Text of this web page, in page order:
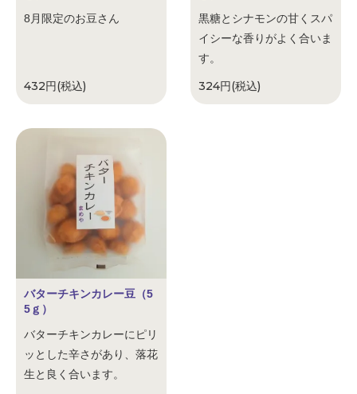
8月限定のお豆さん
432円(税込)
黒糖とシナモンの甘くスパ
イシーな香りがよく合いま
す。
324円(税込)
バターチキンカレー豆（5
5ｇ）
バターチキンカレーにピリ
ッとした辛さがあり、落花
生と良く合います。